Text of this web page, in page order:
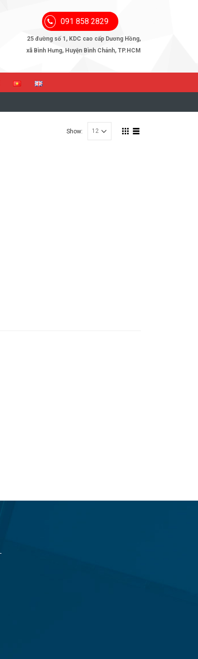
091 858 2829
25 đường số 1, KDC cao cấp Dương Hồng,
xã Bình Hưng, Huyện Bình Chánh, TP.HCM
Show: